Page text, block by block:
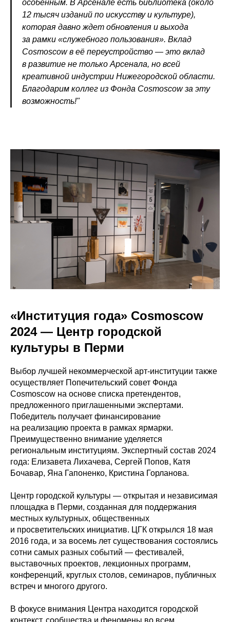
особенным. В Арсенале есть библиотека (около
12 тысяч изданий по искусству и культуре),
которая давно ждет обновления и выхода
за рамки «служебного пользования». Вклад
Cosmoscow в её переустройство — это вклад
в развитие не только Арсенала, но всей
креативной индустрии Нижегородской области.
Благодарим коллег из Фонда Cosmoscow за эту
возможность!"
«Институция года» Cosmoscow
2024 — Центр городской
культуры в Перми
Выбор лучшей некоммерческой арт-институции также
осуществляет Попечительский совет Фонда
Cosmoscow на основе списка претендентов,
предложенного приглашенными экспертами.
Победитель получает финансирование
на реализацию проекта в рамках ярмарки.
Преимущественно внимание уделяется
региональным институциям. Экспертный состав 2024
года: Елизавета Лихачева, Сергей Попов, Катя
Бочавар, Яна Гапоненко, Кристина Горланова.
Центр городской культуры — открытая и независимая
площадка в Перми, созданная для поддержания
местных культурных, общественных
и просветительских инициатив. ЦГК открылся 18 мая
2016 года, и за восемь лет существования состоялись
сотни самых разных событий — фестивалей,
выставочных проектов, лекционных программ,
конференций, круглых столов, семинаров, публичных
встреч и многого другого.
В фокусе внимания Центра находится городской